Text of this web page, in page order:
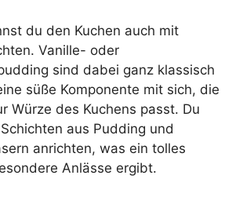
du den Kuchen auch mit
Vanille- oder
sind dabei ganz klassisch
süße Komponente mit sich, die
Würze des Kuchens passt. Du
aus Pudding und
anrichten, was ein tolles
Anlässe ergibt.